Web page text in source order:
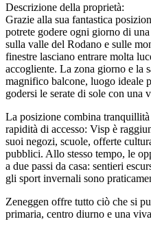
Descrizione della proprietà:
Grazie alla sua fantastica
potrete godere ogni giorno di
sulla valle del Rodano e sulle
finestre lasciano entrare molta
accogliente. La zona giorno e la
magnifico balcone, luogo ideale
godersi le serate di sole con una
La posizione combina
rapidità di accesso: Visp è
suoi negozi, scuole, offerte
pubblici. Allo stesso tempo, le
a due passi da casa: sentieri
gli sport invernali sono
Zeneggen offre tutto ciò che si
primaria, centro diurno e una